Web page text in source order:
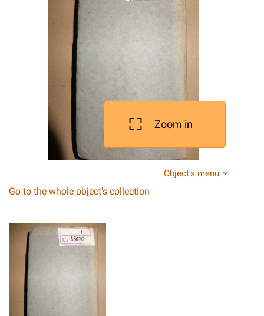
Zoom in
Object's menu
Go to the whole object's collection